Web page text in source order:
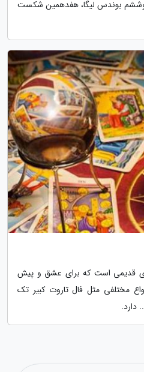
وششم بوندس لیگا، هفدهمین شکست
قدیمی است که برای عشق و پیش
مختلفی مثل فال تاروت کبیر تک